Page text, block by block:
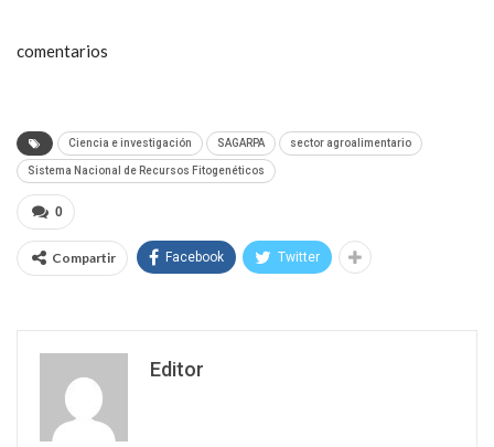
comentarios
Ciencia e investigación SAGARPA sector agroalimentario
Sistema Nacional de Recursos Fitogenéticos
0
Compartir Facebook Twitter
Editor